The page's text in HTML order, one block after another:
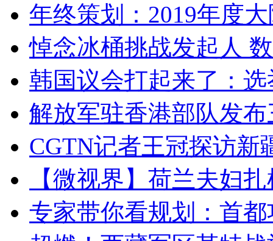
年终策划：2019年度
悼念冰桶挑战发起人
韩国议会打起来了：
解放军驻香港部队发
CGTN记者王冠探访新
【微视界】荷兰夫妇
专家带你看规划：首